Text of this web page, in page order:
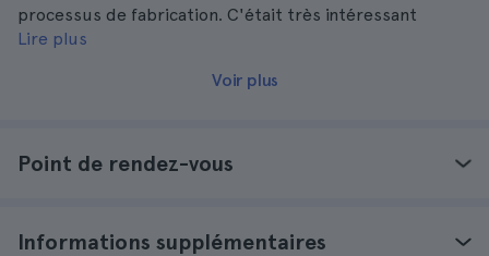
processus de fabrication. C'était très intéressant
d'apprendre à connaître ces régions du pays.
Lire plus
Voir plus
Point de rendez-vous
Informations supplémentaires